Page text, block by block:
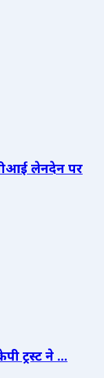
लेनदेन पर
ट्रस्ट ने ...